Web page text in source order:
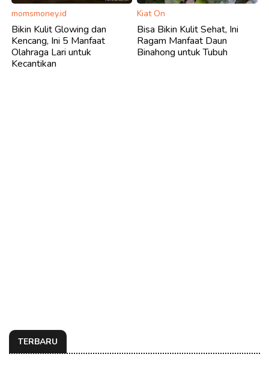
momsmoney.id
Bikin Kulit Glowing dan
Kencang, Ini 5 Manfaat
Olahraga Lari untuk
Kecantikan
Kiat On
Bisa Bikin Kulit Sehat, Ini
Ragam Manfaat Daun
Binahong untuk Tubuh
TERBARU